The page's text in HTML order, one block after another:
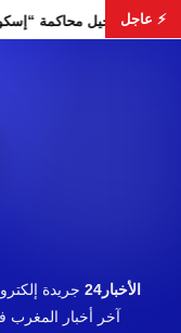
⚡ عاجل
التشريعية
الأخبار24
جريدة
آخر أخبار المغرب